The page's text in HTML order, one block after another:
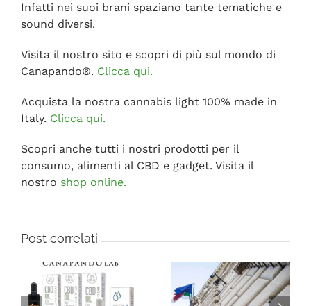
Infatti nei suoi brani spaziano tante tematiche e
sound diversi.
Visita il nostro sito e scopri di più sul mondo di
Canapando®. Clicca qui.
Acquista la nostra cannabis light 100% made in
Italy. Clicca qui.
Scopri anche tutti i nostri prodotti per il
consumo, alimenti al CBD e gadget. Visita il
nostro shop online.
Post correlati